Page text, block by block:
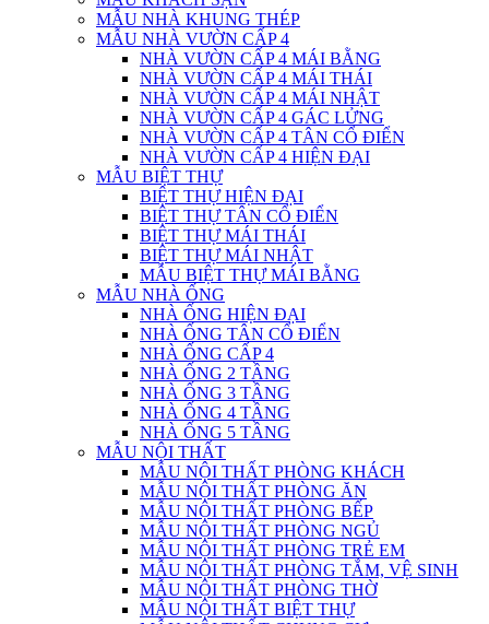
MẪU NHÀ KHUNG THÉP
MẪU NHÀ VƯỜN CẤP 4
NHÀ VƯỜN CẤP 4 MÁI BẰNG
NHÀ VƯỜN CẤP 4 MÁI THÁI
NHÀ VƯỜN CẤP 4 MÁI NHẬT
NHÀ VƯỜN CẤP 4 GÁC LỬNG
NHÀ VƯỜN CẤP 4 TÂN CỔ ĐIỂN
NHÀ VƯỜN CẤP 4 HIỆN ĐẠI
MẪU BIỆT THỰ
BIỆT THỰ HIỆN ĐẠI
BIỆT THỰ TÂN CỔ ĐIỂN
BIỆT THỰ MÁI THÁI
BIỆT THỰ MÁI NHẬT
MẪU BIỆT THỰ MÁI BẰNG
MẪU NHÀ ỐNG
NHÀ ỐNG HIỆN ĐẠI
NHÀ ỐNG TÂN CỔ ĐIỂN
NHÀ ỐNG CẤP 4
NHÀ ỐNG 2 TẦNG
NHÀ ỐNG 3 TẦNG
NHÀ ỐNG 4 TẦNG
NHÀ ỐNG 5 TẦNG
MẪU NỘI THẤT
MẪU NỘI THẤT PHÒNG KHÁCH
MẪU NỘI THẤT PHÒNG ĂN
MẪU NỘI THẤT PHÒNG BẾP
MẪU NỘI THẤT PHÒNG NGỦ
MẪU NỘI THẤT PHÒNG TRẺ EM
MẪU NỘI THẤT PHÒNG TẮM, VỆ SINH
MẪU NỘI THẤT PHÒNG THỜ
MẪU NỘI THẤT BIỆT THỰ